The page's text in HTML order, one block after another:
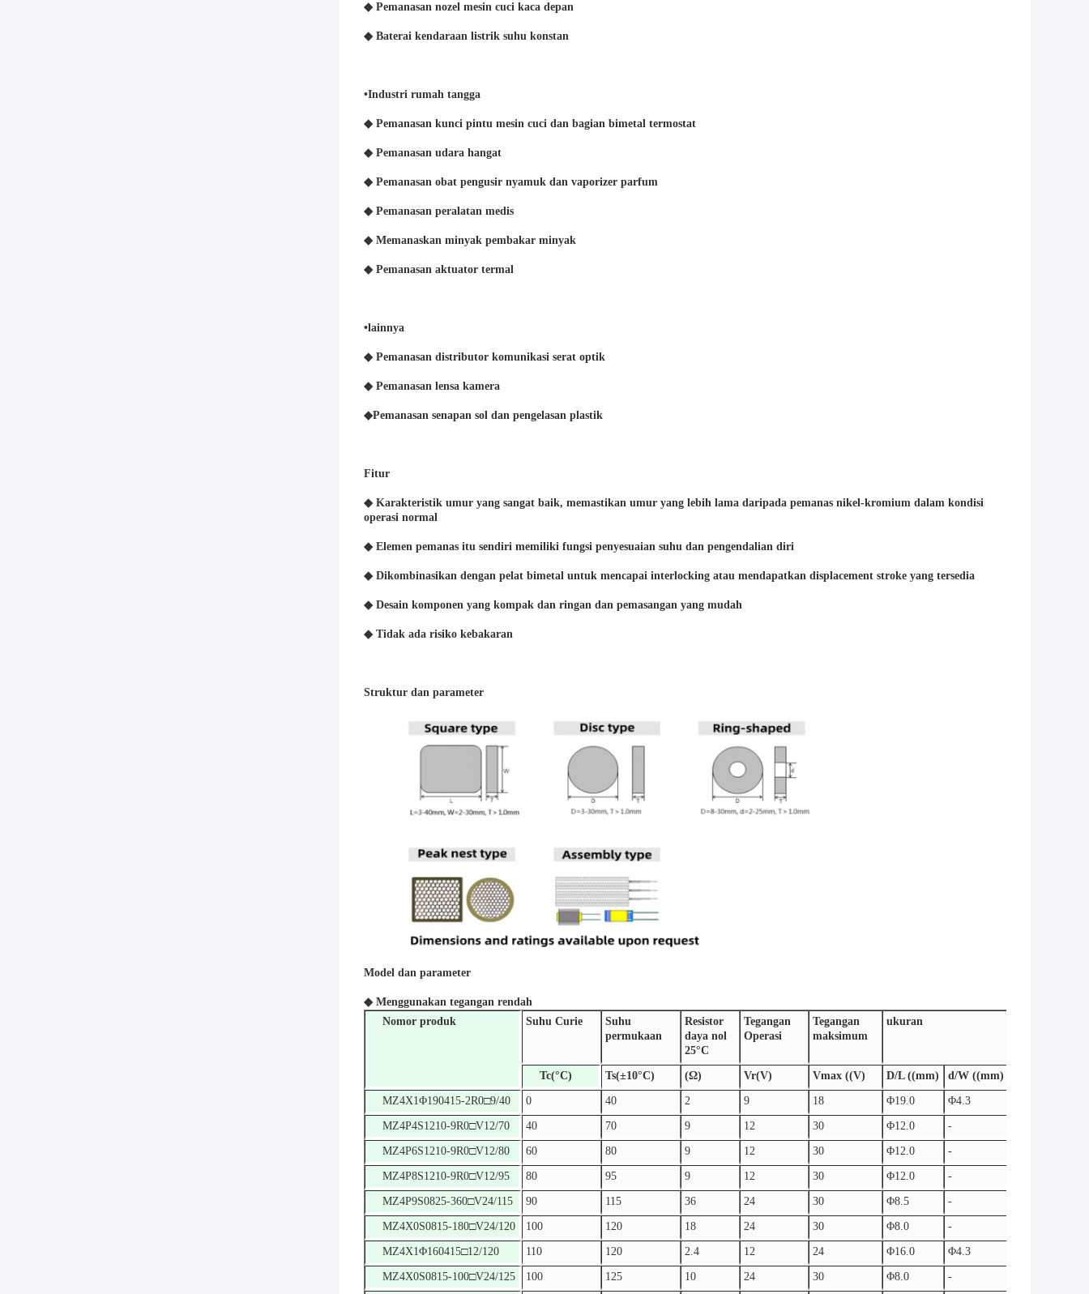
◆ Pemanasan nozel mesin cuci kaca depan
◆ Baterai kendaraan listrik suhu konstan
•Industri rumah tangga
◆ Pemanasan kunci pintu mesin cuci dan bagian bimetal termostat
◆ Pemanasan udara hangat
◆ Pemanasan obat pengusir nyamuk dan vaporizer parfum
◆ Pemanasan peralatan medis
◆ Memanaskan minyak pembakar minyak
◆ Pemanasan aktuator termal
•lainnya
◆ Pemanasan distributor komunikasi serat optik
◆ Pemanasan lensa kamera
◆Pemanasan senapan sol dan pengelasan plastik
Fitur
◆ Karakteristik umur yang sangat baik, memastikan umur yang lebih lama daripada pemanas nikel-kromium dalam kondisi
operasi normal
◆ Elemen pemanas itu sendiri memiliki fungsi penyesuaian suhu dan pengendalian diri
◆ Dikombinasikan dengan pelat bimetal untuk mencapai interlocking atau mendapatkan displacement stroke yang tersedia
◆ Desain komponen yang kompak dan ringan dan pemasangan yang mudah
◆ Tidak ada risiko kebakaran
Struktur dan parameter
Model dan parameter
◆ Menggunakan tegangan rendah
Nomor produk
Suhu Curie
Suhu
permukaan
Resistor
daya nol
25°C
Tegangan
Operasi
Tegangan
maksimum
ukuran
Tc(°C) Ts(±10°C) (Ω) Vr(V) Vmax ((V) D/L ((mm) d/W ((mm)
MZ4X1Φ190415-2R0□9/40 0 40 2 9 18 Φ19.0 Φ4.3
MZ4P4S1210-9R0□V12/70 40 70 9 12 30 Φ12.0 -
MZ4P6S1210-9R0□V12/80 60 80 9 12 30 Φ12.0 -
MZ4P8S1210-9R0□V12/95 80 95 9 12 30 Φ12.0 -
MZ4P9S0825-360□V24/115 90 115 36 24 30 Φ8.5 -
MZ4X0S0815-180□V24/120 100 120 18 24 30 Φ8.0 -
MZ4X1Φ160415□12/120 110 120 2.4 12 24 Φ16.0 Φ4.3
MZ4X0S0815-100□V24/125 100 125 10 24 30 Φ8.0 -